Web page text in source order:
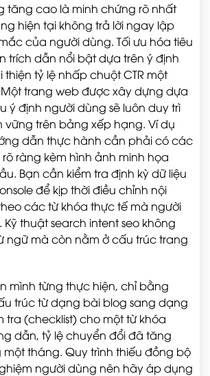
tăng cao là minh chứng rõ nhất
hiện tại không trả lời ngay lập
của người dùng. Tối ưu hóa tiêu
trích dẫn nổi bật dựa trên ý định
tỷ lệ nhấp chuột CTR một
trang web được xây dựng dựa
ý định người dùng sẽ luôn duy trì
vững trên bảng xếp hạng. Ví dụ
dẫn thực hành cần phải có các
ràng kèm hình ảnh minh họa
Bạn cần kiểm tra định kỳ dữ liệu
để kịp thời điều chỉnh nội
các từ khóa thực tế mà người
thuật search intent seo không
ngữ mà còn nằm ở cấu trúc trang
mình từng thực hiện, chỉ bằng
trúc từ dạng bài blog sang dạng
tra (checklist) cho một từ khóa
dẫn, tỷ lệ chuyển đổi đã tăng
một tháng. Quy trình thiếu đồng bộ
người dùng nên hãy áp dụng